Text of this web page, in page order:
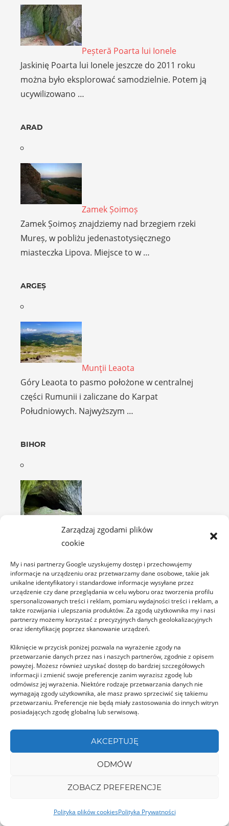
Zarządzaj zgodami plików
cookie
My i nasi partnerzy Google uzyskujemy dostęp i przechowujemy
informacje na urządzeniu oraz przetwarzamy dane osobowe, takie jak
unikalne identyfikatory i standardowe informacje wysyłane przez
urządzenie czy dane przeglądania w celu wyboru oraz tworzenia profilu
spersonalizowanych treści i reklam, pomiaru wydajności treści i reklam, a
także rozwijania i ulepszania produktów. Za zgodą użytkownika my i nasi
partnerzy możemy korzystać z precyzyjnych danych geolokalizacyjnych
oraz identyfikację poprzez skanowanie urządzeń.
Kliknięcie w przycisk poniżej pozwala na wyrażenie zgody na
przetwarzanie danych przez nas i naszych partnerów, zgodnie z opisem
powyżej. Możesz również uzyskać dostęp do bardziej szczegółowych
informacji i zmienić swoje preferencje zanim wyrazisz zgodę lub
odmówisz jej wyrażenia. Niektóre rodzaje przetwarzania danych nie
wymagają zgody użytkownika, ale masz prawo sprzeciwić się takiemu
przetwarzaniu. Preferencje nie będą miały zastosowania do innych witryn
posiadających zgodę globalną lub serwisową.
AKCEPTUJĘ
ODMÓW
ZOBACZ PREFERENCJE
Polityka plików cookiesPolityka Prywatności
Peșteră Poarta lui Ionele
Jaskinię Poarta lui Ionele jeszcze do 2011 roku
można było eksplorować samodzielnie. Potem ją
ucywilizowano …
ARAD
Zamek Șoimoș
Zamek Șoimoș znajdziemy nad brzegiem rzeki
Mureș, w pobliżu jedenastotysięcznego
miasteczka Lipova. Miejsce to w …
ARGEȘ
Munţii Leaota
Góry Leaota to pasmo położone w centralnej
części Rumunii i zaliczane do Karpat
Południowych. Najwyższym …
BIHOR
Peștera Meziad
Jaskinia Meziad położona jest w górach Padurea
BISTRIȚA-NĂSĂUD
Lacul de Sare de la Sărățel
Pod osadami łąkowymi trzech rzek kryją się
pokłady soli, o których obecność przypominają
liczne ziemie …